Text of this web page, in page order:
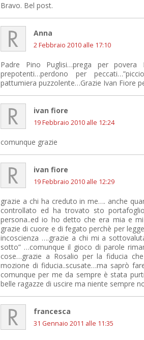
Bravo. Bel post.
Anna
2 Febbraio 2010 alle 17:10
Padre Pino Puglisi…prega per povera
prepotenti…perdono per
pattumiera puzzolente…Grazie Ivan Fiore
ivan fiore
19 Febbraio 2010 alle 12:24
comunque grazie
ivan fiore
19 Febbraio 2010 alle 12:29
grazie a chi ha creduto in me…. anche
controllato ed ha trovato sto
persona..ed io ho detto che era mia e
grazie di cuore e di fegato perchè per
incoscienza ….grazie a chi mi a
sotto” …comunque il gioco di parole
cose…grazie a Rosalio per la fiducia
mozione di fiducia..scusate…ma saprò
comunque per me da sempre è stata
belle ragazze di uscire ma niente sempre
francesca
31 Gennaio 2011 alle 11:35